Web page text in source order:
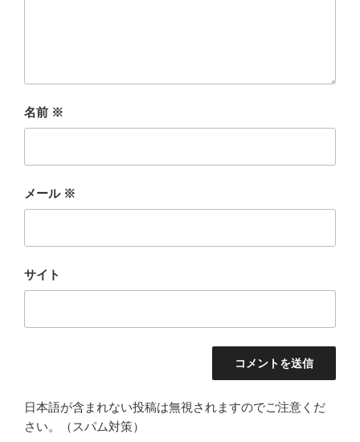
名前 ※
メール ※
サイト
日本語が含まれない投稿は無視されますのでご注意くだ
さい。（スパム対策）